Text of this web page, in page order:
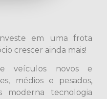
em uma frota
crescer ainda mais!
veículos novos e
médios e pesados,
moderna tecnologia